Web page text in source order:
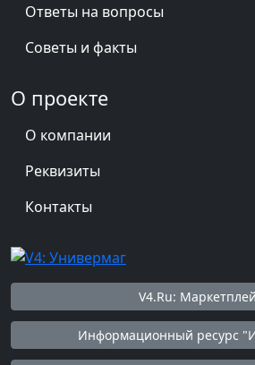
Ответы на вопросы
Советы и факты
О проекте
О компании
Реквизиты
Контакты
V4.Ru:
Информационный ресурс